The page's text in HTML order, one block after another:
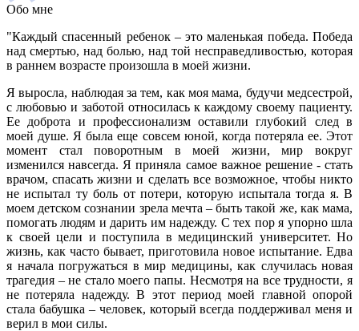
Обо мне
"Каждый спасенный ребенок – это маленькая победа. Победа
над смертью, над болью, над той несправедливостью, которая
в раннем возрасте произошла в моей жизни.
Я выросла, наблюдая за тем, как моя мама, будучи медсестрой,
с любовью и заботой относилась к каждому своему пациенту.
Ее доброта и профессионализм оставили глубокий след в
моей душе. Я была еще совсем юной, когда потеряла ее. Этот
момент стал поворотным в моей жизни, мир вокруг
изменился навсегда. Я приняла самое важное решение - стать
врачом, спасать жизни и сделать все возможное, чтобы никто
не испытал ту боль от потери, которую испытала тогда я. В
моем детском сознании зрела мечта – быть такой же, как мама,
помогать людям и дарить им надежду. С тех пор я упорно шла
к своей цели и поступила в медицинский университет. Но
жизнь, как часто бывает, приготовила новое испытание. Едва
я начала погружаться в мир медицины, как случилась новая
трагедия – не стало моего папы. Несмотря на все трудности, я
не потеряла надежду. В этот период моей главной опорой
стала бабушка – человек, который всегда поддерживал меня и
верил в мои силы.